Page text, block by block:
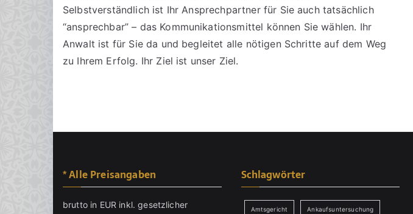
Selbstverständlich ist Ihr Ansprechpartner für Sie auch tatsächlich
“ansprechbar” – das Kommunikationsmittel können Sie wählen. Ihr
Anwalt ist für Sie da und begleitet alle nötigen Schritte auf dem Weg
zu Ihrem Erfolg. Ihr Ziel ist unser Ziel.
* Alle Preisangaben
brutto in EUR inkl. gesetzlicher
Schlagwörter
Amtsgericht Ankaufsuntersuchung